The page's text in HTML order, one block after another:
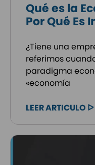
Qué es la
Por Qué Es
¿Tiene una
referimos
paradigma
«economía
LEER ARTICULO ᐅ